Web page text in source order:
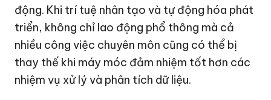
động. Khi trí tuệ nhân tạo và tự động hóa phát
triển, không chỉ lao động phổ thông mà cả
nhiều công việc chuyên môn cũng có thể bị
thay thế khi máy móc đảm nhiệm tốt hơn các
nhiệm vụ xử lý và phân tích dữ liệu.